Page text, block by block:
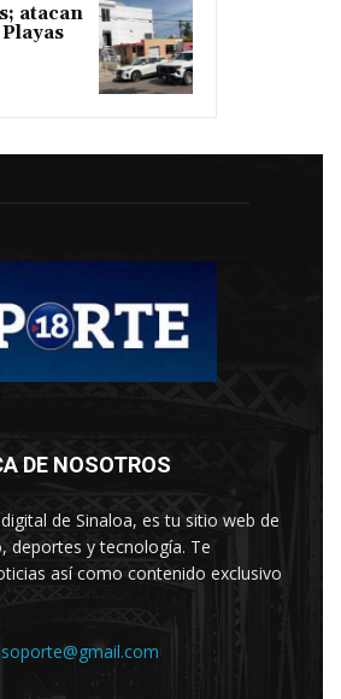
atacan
DE NOSOTROS
de Sinaloa, es tu sitio web de
deportes y tecnología. Te
así como contenido exclusivo